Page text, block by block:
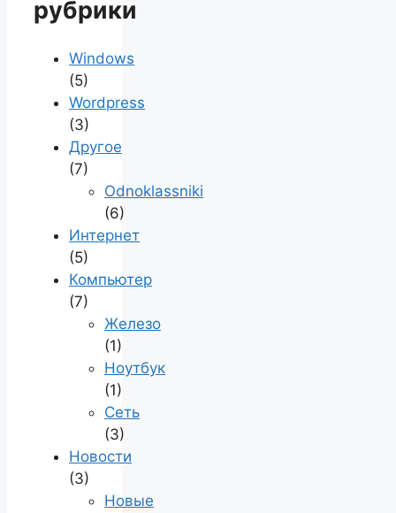
рубрики
Windows
(5)
Wordpress
(3)
Другое
(7)
Odnoklassniki
(6)
Интернет
(5)
Компьютер
(7)
Железо
(1)
Ноутбук
(1)
Сеть
(3)
Новости
(3)
Новые